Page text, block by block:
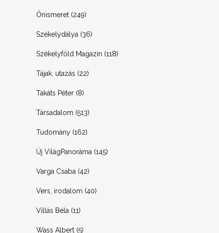
Önismeret (249)
Székelydálya (36)
Székelyföld Magazin (118)
Tájak, utazás (22)
Takáts Péter (8)
Társadalom (513)
Tudomány (162)
Új VilágPanoráma (145)
Varga Csaba (42)
Vers, irodalom (40)
Villás Béla (11)
Wass Albert (5)